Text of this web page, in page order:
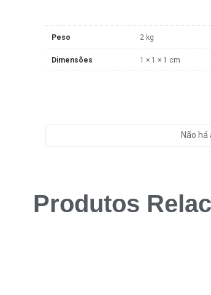
Peso 2 kg
Dimensões 1 × 1 × 1 cm
Não há
Produtos